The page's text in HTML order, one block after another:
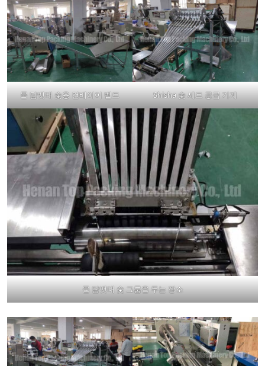
물 담뱃대 숯용 컨베이어 벨트 Shisha 숯 세트 공급 기계
물 담뱃대 숯 그룹을 두는 장소